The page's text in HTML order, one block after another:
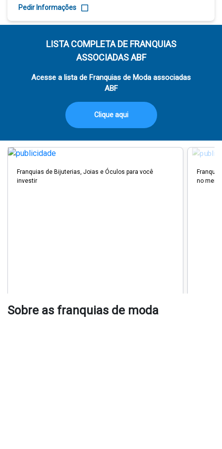
Pedir Informações
LISTA COMPLETA DE FRANQUIAS
ASSOCIADAS ABF
Acesse a lista de Franquias de Moda associadas
ABF
Clique aqui
Franquias de Bijuterias, Joias e Óculos para você
investir
no
Sobre as franquias de moda